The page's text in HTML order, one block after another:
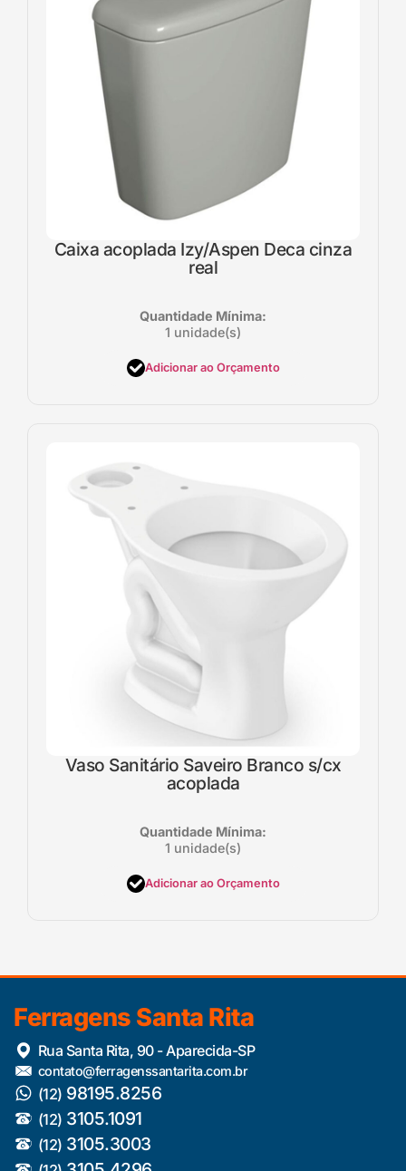
Caixa acoplada Izy/Aspen Deca cinza
real
Quantidade Mínima:
1 unidade(s)
Adicionar ao Orçamento
Vaso Sanitário Saveiro Branco s/cx
acoplada
Quantidade Mínima:
1 unidade(s)
Adicionar ao Orçamento
Ferragens Santa Rita
Rua Santa Rita, 90 - Aparecida-SP
contato@ferragenssantarita.com.br
(12) 98195.8256
(12) 3105.1091
(12) 3105.3003